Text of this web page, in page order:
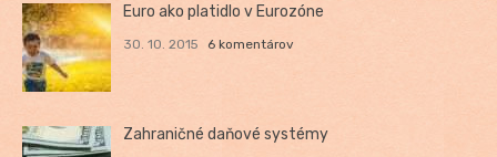
Euro ako platidlo v Eurozóne
30. 10. 2015 6 komentárov
Zahraničné daňové systémy